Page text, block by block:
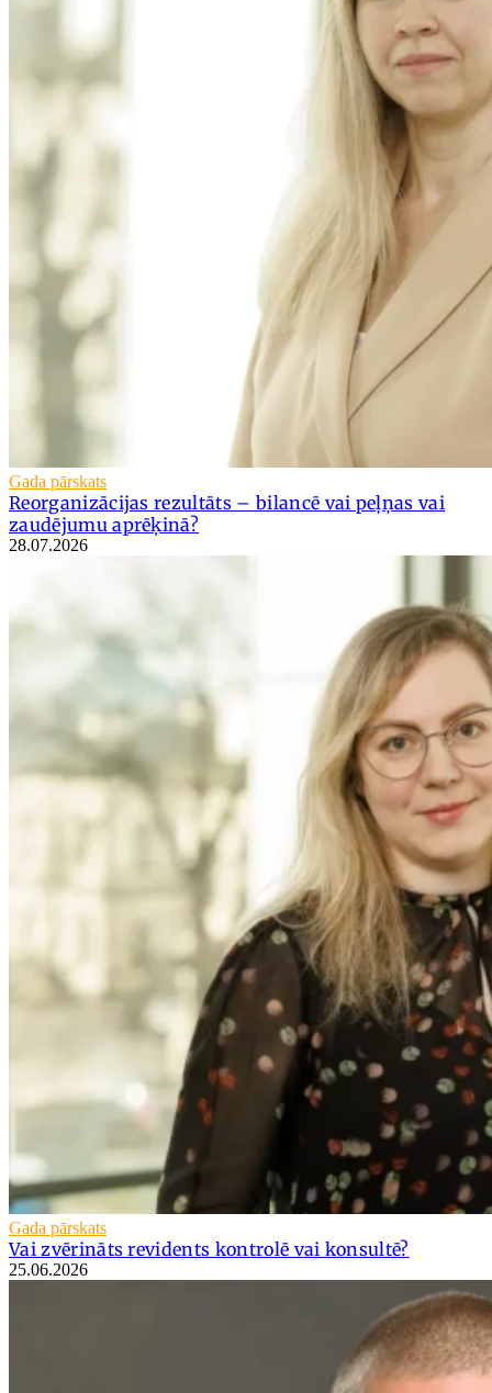
Gada pārskats
Reorganizācijas rezultāts – bilancē vai peļņas vai
zaudējumu aprēķinā?
28.07.2026
Gada pārskats
Vai zvērināts revidents kontrolē vai konsultē?
25.06.2026